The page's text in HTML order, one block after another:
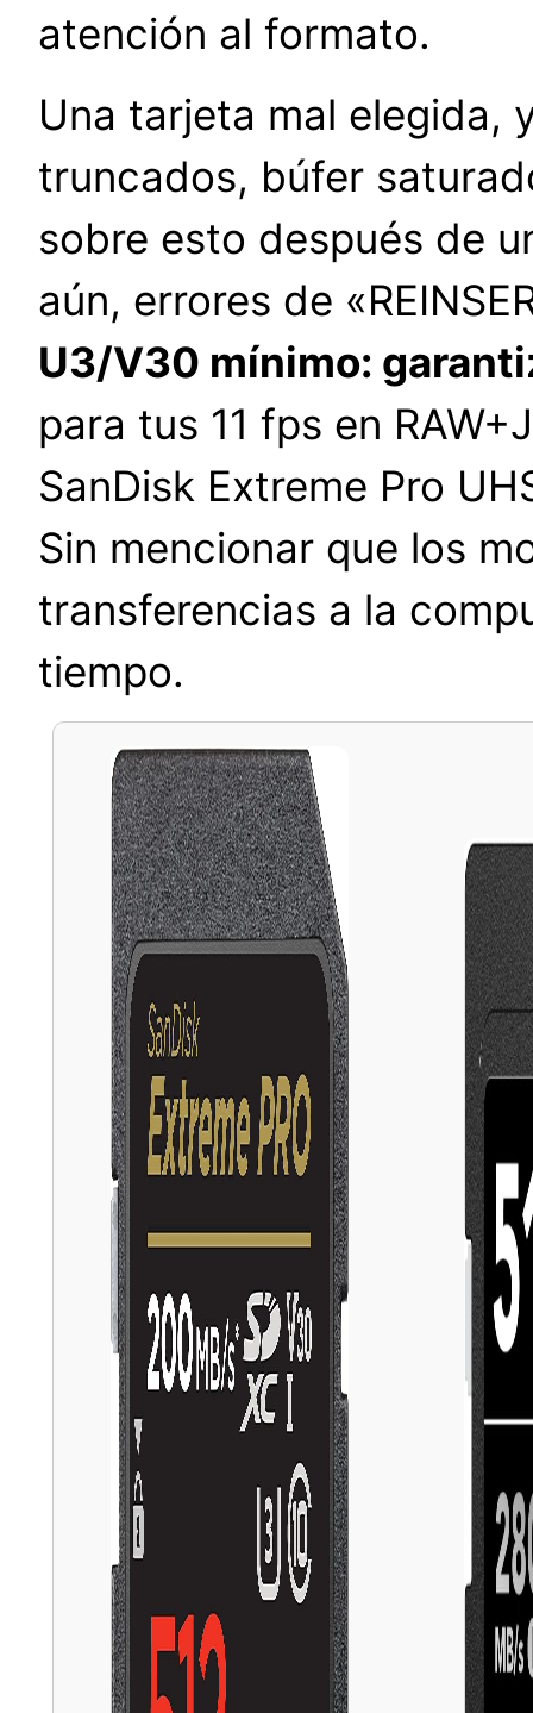
atención al formato.
Una tarjeta mal elegida,
truncados, búfer
sobre esto después de
aún, errores de
U3/V30 mínimo:
para tus 11 fps en
SanDisk Extreme Pro
Sin mencionar que los
transferencias a la
tiempo.